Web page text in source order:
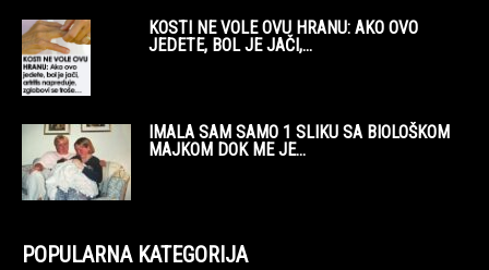
KOSTI NE VOLE OVU HRANU: AKO OVO
JEDETE, BOL JE JAČI,...
IMALA SAM SAMO 1 SLIKU SA BIOLOŠKOM
MAJKOM DOK ME JE...
POPULARNA KATEGORIJA